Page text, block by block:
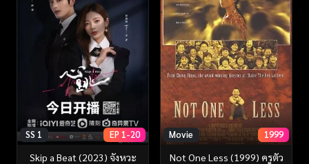
SS 1 EP 1-20
Skip a Beat (2023) จังหวะ
Movie 1999
Not One Less (1999) ครูตัว